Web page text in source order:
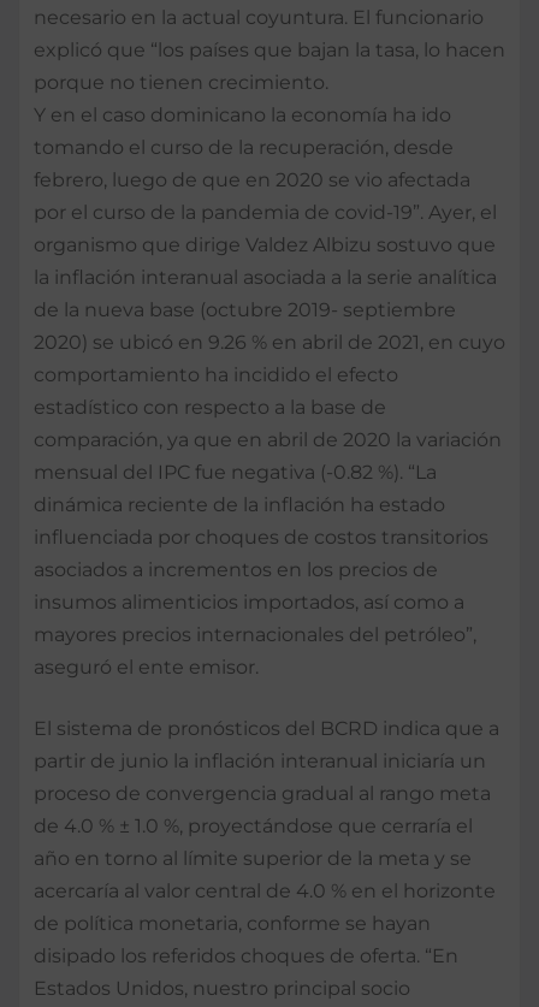
necesario en la actual coyuntura. El funcionario
explicó que “los países que bajan la tasa, lo hacen
porque no tienen crecimiento.
Y en el caso dominicano la economía ha ido
tomando el curso de la recuperación, desde
febrero, luego de que en 2020 se vio afectada
por el curso de la pandemia de covid-19”. Ayer, el
organismo que dirige Valdez Albizu sostuvo que
la inflación interanual asociada a la serie analítica
de la nueva base (octubre 2019- septiembre
2020) se ubicó en 9.26 % en abril de 2021, en cuyo
comportamiento ha incidido el efecto
estadístico con respecto a la base de
comparación, ya que en abril de 2020 la variación
mensual del IPC fue negativa (-0.82 %). “La
dinámica reciente de la inflación ha estado
influenciada por choques de costos transitorios
asociados a incrementos en los precios de
insumos alimenticios importados, así como a
mayores precios internacionales del petróleo”,
aseguró el ente emisor.
El sistema de pronósticos del BCRD indica que a
partir de junio la inflación interanual iniciaría un
proceso de convergencia gradual al rango meta
de 4.0 % ± 1.0 %, proyectándose que cerraría el
año en torno al límite superior de la meta y se
acercaría al valor central de 4.0 % en el horizonte
de política monetaria, conforme se hayan
disipado los referidos choques de oferta. “En
Estados Unidos, nuestro principal socio